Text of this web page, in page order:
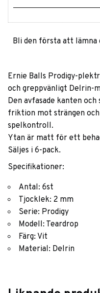
Bli den första att lämna
Ernie Balls Prodigy-
och greppvänligt Delrin-
Den avfasade kanten
friktion mot strängen
spelkontroll.
Ytan är matt för ett
Säljes i 6-pack.
Specifikationer:
Antal: 6st
Tjocklek: 2 mm
Serie: Prodigy
Modell: Teardrop
Färg: Vit
Material: Delrin